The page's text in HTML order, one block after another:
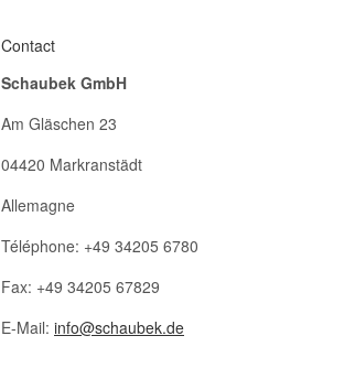
Contact
Schaubek GmbH
Am Gläschen 23
04420 Markranstädt
Allemagne
Téléphone: +49 34205 6780
Fax: +49 34205 67829
E-Mail: info@schaubek.de